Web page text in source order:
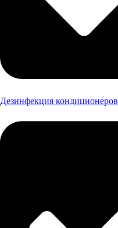
Дезинфекция кондиционеров